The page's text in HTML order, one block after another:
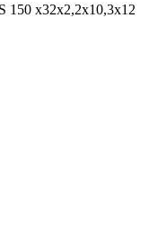
150 x32x2,2x10,3x12